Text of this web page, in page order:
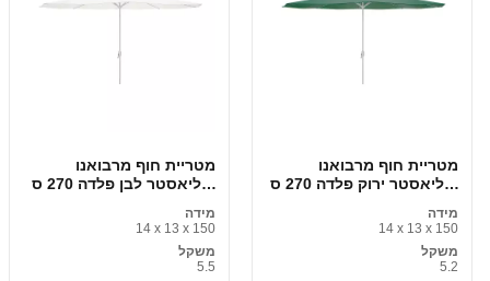
מטריית חוף מרבואנו
פוליאסטר לבן פלדה 270 ס
מידה
14 x 13 x 150
משקל
5.5
מטריית חוף מרבואנו
פוליאסטר ירוק פלדה 270 ס
מידה
14 x 13 x 150
משקל
5.2